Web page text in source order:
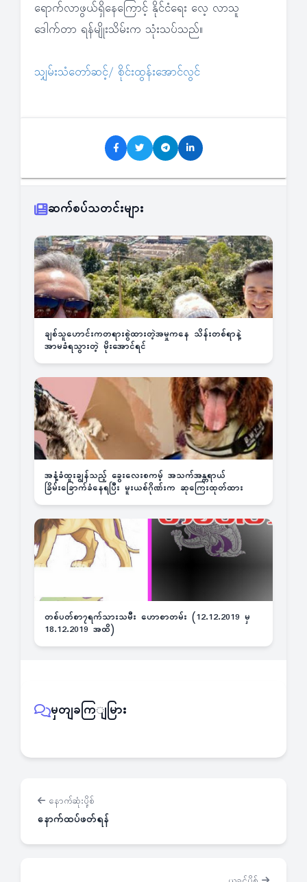
ရောက်လာဖွယ်ရှိနေကြောင့် နိုင်ငံရေး လေ့ လာသူ
ဒေါက်တာ ရန်မျိုးသိမ်းက သုံးသပ်သည်။
သျှမ်းသံတော်ဆင့်/ စိုင်းထွန်းအောင်လွင်
ဆက်စပ်သတင်းများ
ချစ်သူဟောင်းကတရားစွဲထားတဲ့အမှုကနေ သိန်းတစ်ရာနဲ့
အာမခံရသွားတဲ့ မိုးအောင်ရင်
အနံ့ခံထူးချွန်သည့် ခွေးလေးစကမ့် အသက်အန္တရာယ်
ခြိမ်းခြောက်ခံနေရပြီး မူးယစ်ဂိုဏ်းက ဆုကြေးထုတ်ထား
တစ်ပတ်စာ၇ရက်သားသမီး ဟောစာတမ်း (12.12.2019 မှ
18.12.2019 အထိ)
မှတျခကြျမြား
နောက်ဆုံးပို့စ်
နောက်ထပ်ဖတ်ရန်